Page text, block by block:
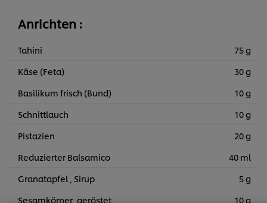
Anrichten :
Tahini
75 g
Käse (Feta)
30 g
Basilikum frisch (Bund)
10 g
Schnittlauch
10 g
Pistazien
20 g
Reduzierter Balsamico
40 ml
Granatapfel , Sirup
5 g
Sesamkörner, geröstet
10 g
Cookies auf dieser Webseite